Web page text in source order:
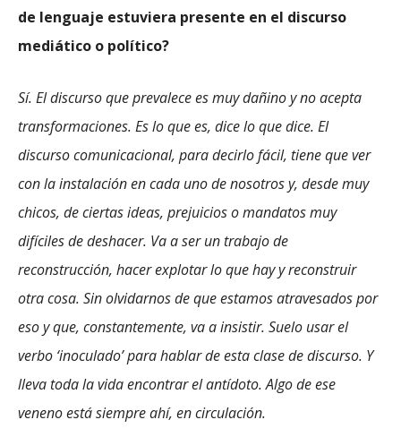
de lenguaje estuviera presente en el discurso
mediático o político?
Sí. El discurso que prevalece es muy dañino y no acepta
transformaciones. Es lo que es, dice lo que dice. El
discurso comunicacional, para decirlo fácil, tiene que ver
con la instalación en cada uno de nosotros y, desde muy
chicos, de ciertas ideas, prejuicios o mandatos muy
difíciles de deshacer. Va a ser un trabajo de
reconstrucción, hacer explotar lo que hay y reconstruir
otra cosa. Sin olvidarnos de que estamos atravesados por
eso y que, constantemente, va a insistir. Suelo usar el
verbo ‘inoculado’ para hablar de esta clase de discurso. Y
lleva toda la vida encontrar el antídoto. Algo de ese
veneno está siempre ahí, en circulación.